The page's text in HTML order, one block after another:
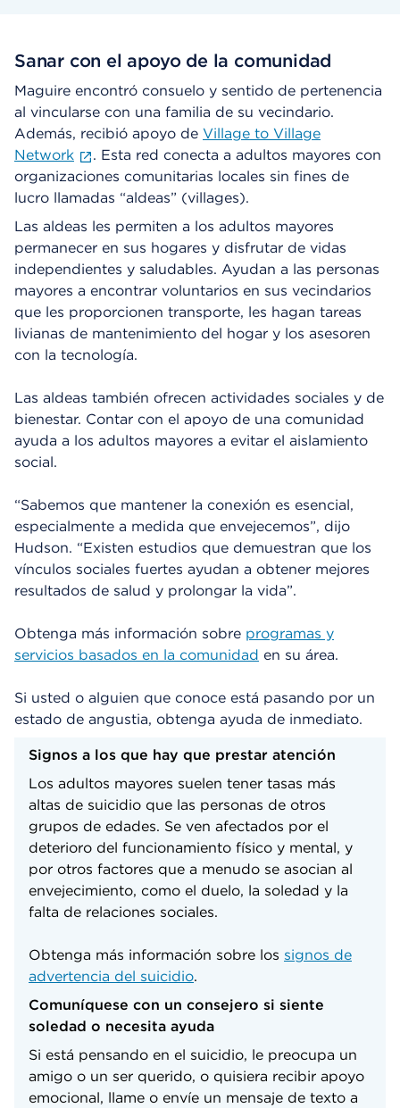
Sanar con el apoyo de la comunidad
Maguire encontró consuelo y sentido de pertenencia
al vincularse con una familia de su vecindario.
Además, recibió apoyo de Village to Village
Network
. Esta red conecta a adultos mayores con
organizaciones comunitarias locales sin fines de
lucro llamadas “aldeas” (villages).
Las aldeas les permiten a los adultos mayores
permanecer en sus hogares y disfrutar de vidas
independientes y saludables. Ayudan a las personas
mayores a encontrar voluntarios en sus vecindarios
que les proporcionen transporte, les hagan tareas
livianas de mantenimiento del hogar y los asesoren
con la tecnología.
Las aldeas también ofrecen actividades sociales y de
bienestar. Contar con el apoyo de una comunidad
ayuda a los adultos mayores a evitar el aislamiento
social.
“Sabemos que mantener la conexión es esencial,
especialmente a medida que envejecemos”, dijo
Hudson. “Existen estudios que demuestran que los
vínculos sociales fuertes ayudan a obtener mejores
resultados de salud y prolongar la vida”.
Obtenga más información sobre programas y
servicios basados en la comunidad en su área.
Si usted o alguien que conoce está pasando por un
estado de angustia, obtenga ayuda de inmediato.
Signos a los que hay que prestar atención
Los adultos mayores suelen tener tasas más
altas de suicidio que las personas de otros
grupos de edades. Se ven afectados por el
deterioro del funcionamiento físico y mental, y
por otros factores que a menudo se asocian al
envejecimiento, como el duelo, la soledad y la
falta de relaciones sociales.
Obtenga más información sobre los signos de
advertencia del suicidio.
Comuníquese con un consejero si siente
soledad o necesita ayuda
Si está pensando en el suicidio, le preocupa un
amigo o un ser querido, o quisiera recibir apoyo
emocional, llame o envíe un mensaje de texto a